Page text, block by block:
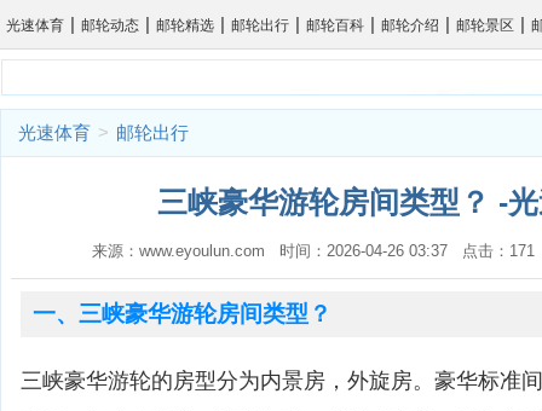
光速体育 | 邮轮动态 | 邮轮精选 | 邮轮出行 | 邮轮百科 | 邮轮介绍 | 邮轮景区 |
光速体育 > 邮轮出行
三峡豪华游轮房间类型？ -
来源：www.eyoulun.com 时间：2026-04-26 03:37 点击：
一、三峡豪华游轮房间类型？
三峡豪华游轮的房型分为内景房，外旋房。豪华标准